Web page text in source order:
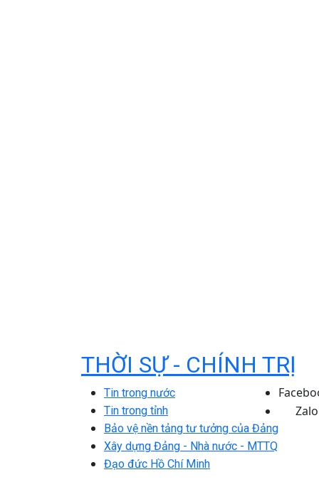
THỜI SỰ - CHÍNH TRỊ
Tin trong nước
Tin trong tỉnh
Bảo vệ nền tảng tư tưởng của Đảng
Xây dựng Đảng - Nhà nước - MTTQ
Đạo đức Hồ Chí Minh
Zalo